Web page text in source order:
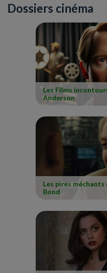
Dossiers cinéma
Les Films
Anderson
Les pires méchants
Bond